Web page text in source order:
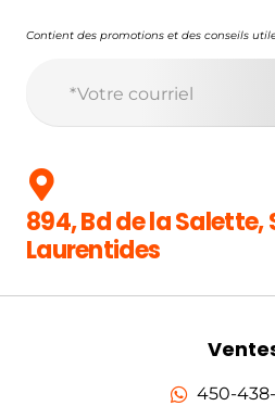
Contient des promotions et des conseils
894, Bd de la Salette,
Laurentides
450-